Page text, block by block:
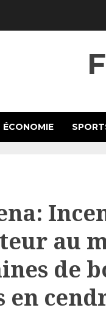
ÉCONOMIE
au
de
en